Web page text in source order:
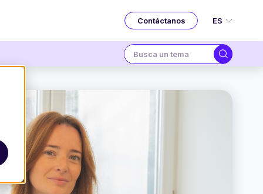
Contáctanos ES